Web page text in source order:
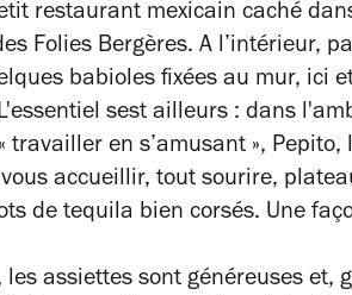
restaurant mexicain caché
Folies Bergères. A l’intérieur,
babioles fixées au mur, ici
sest ailleurs : dans
travailler en s’amusant »,
accueillir, tout sourire,
de tequila bien corsés. Une
les assiettes sont généreuses et,